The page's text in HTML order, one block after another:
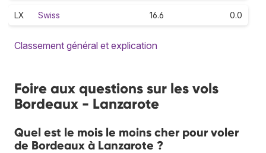
LX Swiss 16.6 0.0
Classement général et explication
Foire aux questions sur les vols
Bordeaux - Lanzarote
Quel est le mois le moins cher pour voler
de Bordeaux à Lanzarote ?